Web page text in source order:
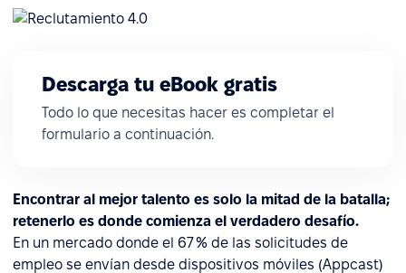
Descarga tu eBook gratis
Todo lo que necesitas hacer es completar el
formulario a continuación.
Encontrar al mejor talento es solo la mitad de la batalla;
retenerlo es donde comienza el verdadero desafío.
En un mercado donde el 67 % de las solicitudes de
empleo se envían desde dispositivos móviles (Appcast)